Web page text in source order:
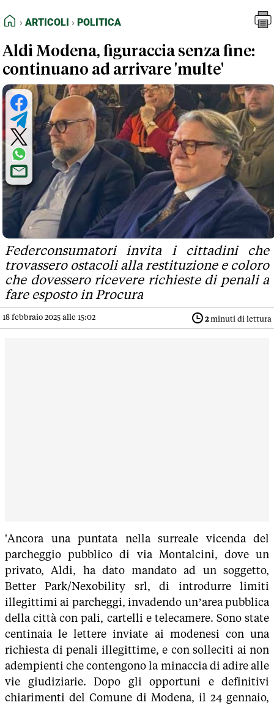
FEED RSS
NORMATIVE DEONTOLOGICHE
TERMINI e CONDIZIONI
HOME
ARTICOLI POLITICA
Aldi Modena, figuraccia senza fine:
continuano ad arrivare 'multe'
Federconsumatori invita i cittadini che
trovassero ostacoli alla restituzione e coloro
che dovessero ricevere richieste di penali a
fare esposto in Procura
18 febbraio 2025 alle 15:02 2minuti di lettura
'Ancora una puntata nella surreale vicenda del
parcheggio pubblico di via Montalcini, dove un
privato, Aldi, ha dato mandato ad un soggetto,
Better Park/Nexobility srl, di introdurre limiti
illegittimi ai parcheggi, invadendo un’area pubblica
della città con pali, cartelli e telecamere. Sono state
centinaia le lettere inviate ai modenesi con una
richiesta di penali illegittime, e con solleciti ai non
adempienti che contengono la minaccia di adire alle
vie giudiziarie. Dopo gli opportuni e definitivi
chiarimenti del Comune di Modena, il 24 gennaio,